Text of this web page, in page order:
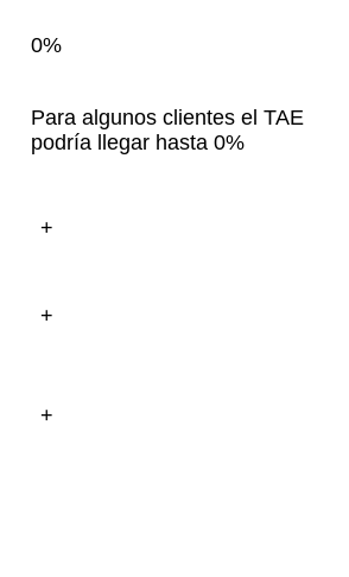
0%
Para algunos clientes el TAE
podría llegar hasta 0%